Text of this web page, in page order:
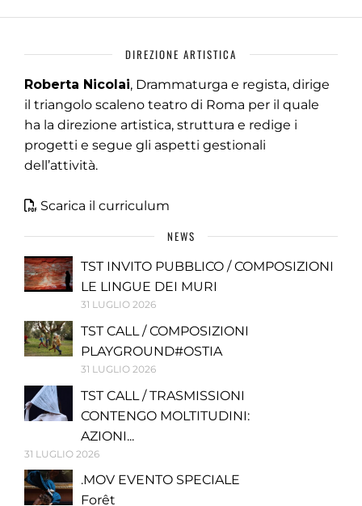
DIREZIONE ARTISTICA
Roberta Nicolai, Drammaturga e regista, dirige
il triangolo scaleno teatro di Roma per il quale
ha la direzione artistica, struttura e redige i
progetti e segue gli aspetti gestionali
dell’attività.
Scarica il curriculum
NEWS
TST INVITO PUBBLICO / COMPOSIZIONI
LE LINGUE DEI MURI
31 LUGLIO 2026
TST CALL / COMPOSIZIONI
PLAYGROUND#OSTIA
31 LUGLIO 2026
TST CALL / TRASMISSIONI
CONTENGO MOLTITUDINI:
AZIONI...
31 LUGLIO 2026
.MOV EVENTO SPECIALE
Forêt